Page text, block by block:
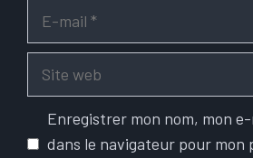
Enregistrer mon nom, mon
dans le navigateur pour mon